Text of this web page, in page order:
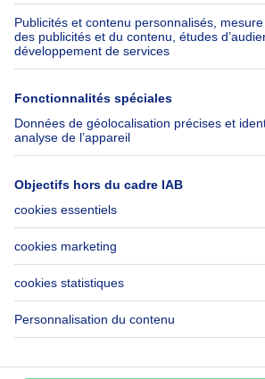
Groupe Axel Springer
SeLoger.com
Immowelt.de
Check-
Aide
FAQ
Accessibilité
Contactez-nous
Suivez-
LinkedIn
Immoweb SA © 2026 - Tous
Conditions d'utilisation Gestion des
Règles de fonctionnement et
Ne passez pas à côté!